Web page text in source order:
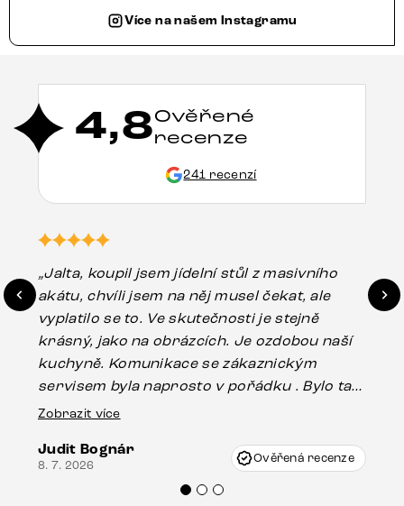
Více na našem Instagramu
4,8Ověřené
recenze
241 recenzí
„Jalta, koupil jsem jídelní stůl z masivního
akátu, chvíli jsem na něj musel čekat, ale
vyplatilo se to. Ve skutečnosti je stejně
krásný, jako na obrázcích. Je ozdobou naší
kuchyně. Komunikace se zákaznickým
servisem byla naprosto v pořádku . Bylo tam
drobné poškození u nohy stolu, které mohlo
Vincze mi velmi korektně vyšli vstříc.
Doporučuji produkty Delife všem.“
Zobrazit více
Judit Bognár
8. 7. 2026 Ověřená recenze